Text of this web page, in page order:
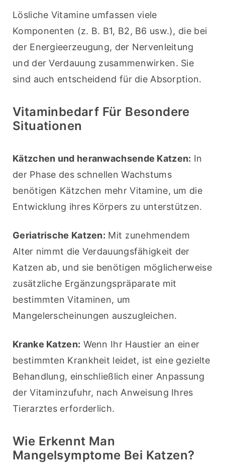
Lösliche Vitamine umfassen viele
Komponenten (z. B. B1, B2, B6 usw.), die bei
der Energieerzeugung, der Nervenleitung
und der Verdauung zusammenwirken. Sie
sind auch entscheidend für die Absorption.
Vitaminbedarf Für Besondere
Situationen
Kätzchen und heranwachsende Katzen: In
der Phase des schnellen Wachstums
benötigen Kätzchen mehr Vitamine, um die
Entwicklung ihres Körpers zu unterstützen.
Geriatrische Katzen: Mit zunehmendem
Alter nimmt die Verdauungsfähigkeit der
Katzen ab, und sie benötigen möglicherweise
zusätzliche Ergänzungspräparate mit
bestimmten Vitaminen, um
Mangelerscheinungen auszugleichen.
Kranke Katzen: Wenn Ihr Haustier an einer
bestimmten Krankheit leidet, ist eine gezielte
Behandlung, einschließlich einer Anpassung
der Vitaminzufuhr, nach Anweisung Ihres
Tierarztes erforderlich.
Wie Erkennt Man
Mangelsymptome Bei Katzen?